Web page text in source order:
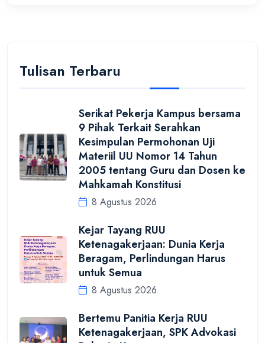
Tulisan Terbaru
Serikat Pekerja Kampus bersama
9 Pihak Terkait Serahkan
Kesimpulan Permohonan Uji
Materiil UU Nomor 14 Tahun
2005 tentang Guru dan Dosen ke
Mahkamah Konstitusi
8 Agustus 2026
Kejar Tayang RUU
Ketenagakerjaan: Dunia Kerja
Beragam, Perlindungan Harus
untuk Semua
8 Agustus 2026
Bertemu Panitia Kerja RUU
Ketenagakerjaan, SPK Advokasi